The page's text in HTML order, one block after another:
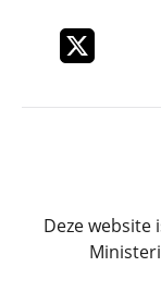
Deel dit
Deze